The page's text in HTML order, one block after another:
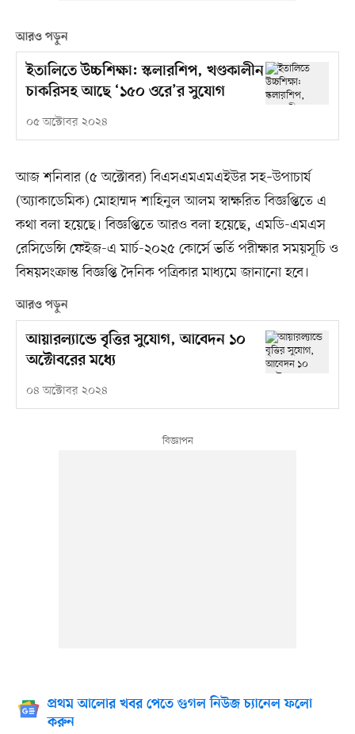
আরও পড়ুন
ইতালিতে উচ্চশিক্ষা: স্কলারশিপ, খণ্ডকালীন
চাকরিসহ আছে ‘১৫০ ওরে’র সুযোগ
০৫ অক্টোবর ২০২৪
আজ শনিবার (৫ অক্টোবর) বিএসএমএমএইউর সহ–উপাচার্য
(অ্যাকাডেমিক) মোহাম্মদ শাহিনুল আলম স্বাক্ষরিত বিজ্ঞপ্তিতে এ
কথা বলা হয়েছে। বিজ্ঞপ্তিতে আরও বলা হয়েছে, এমডি-এমএস
রেসিডেন্সি ফেইজ-এ মার্চ-২০২৫ কোর্সে ভর্তি পরীক্ষার সময়সূচি ও
বিষয়সংক্রান্ত বিজ্ঞপ্তি দৈনিক পত্রিকার মাধ্যমে জানানো হবে।
আরও পড়ুন
আয়ারল্যান্ডে বৃত্তির সুযোগ, আবেদন ১০
অক্টোবরের মধ্যে
০৪ অক্টোবর ২০২৪
প্রথম আলোর খবর পেতে গুগল নিউজ চ্যানেল ফলো
করুন